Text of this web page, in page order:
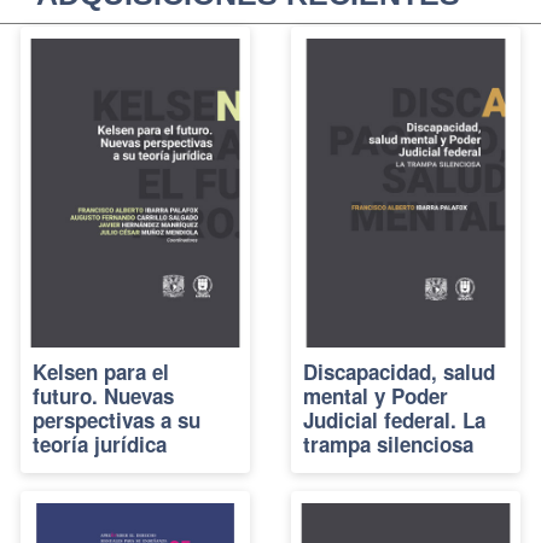
Kelsen para el
futuro. Nuevas
perspectivas a su
teoría jurídica
Discapacidad, salud
mental y Poder
Judicial federal. La
trampa silenciosa